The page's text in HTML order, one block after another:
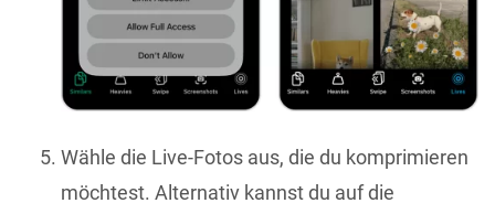
Wähle die Live-Fotos aus, die du komprimieren
möchtest. Alternativ kannst du auf die